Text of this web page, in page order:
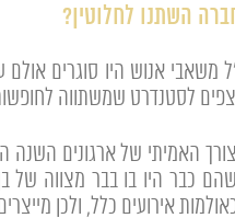
השתנו לחלוטין?
אנוש היו סוגרים אולם
מצפים לסטנדרט שמשתווה
כבר היו בו בבר מצווה של
אירועים כלל, ולכן